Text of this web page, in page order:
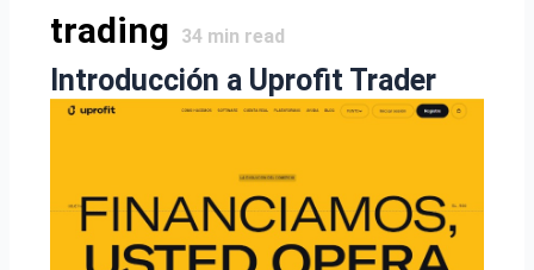
trading
34 min read
Introducción a Uprofit Trader